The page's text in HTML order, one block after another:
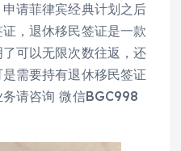
请菲律宾经典计划之后
，退休移民签证是一款
可以无限次数往返，还
需要持有退休移民签证
请咨询 微信BGC998